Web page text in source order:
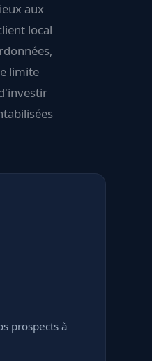
aux
local
limite
prospects à